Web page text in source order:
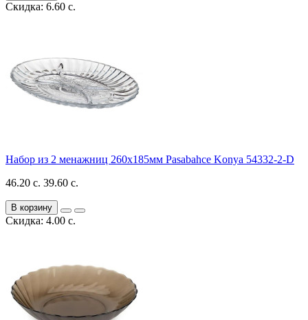
Скидка: 6.60 с.
Набор из 2 менажниц 260х185мм Pasabahce Konya 54332-2-D
46.20 с. 39.60 с.
В корзину
Скидка: 4.00 с.